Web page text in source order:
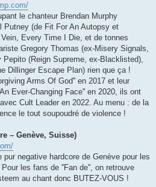
le chanteur Brendan Murphy
Putney (de Fit For An Autopsy et
Every Time I Die, et de tonnes
Gregory Thomas (ex-Misery Signals,
(Reign Supreme, ex-Blacklisted),
Dillinger Escape Plan) rien que ça !
Arms Of God'' en 2017 et leur
Ever-Changing Face'' en 2020, ils ont
Cult Leader en 2022. Au menu : de la
le tout soupoudré de violence !
– Genève, Suisse)
negative hardcore de Genève pour les
les fans de ''Fan de'', on retrouve
au chant donc BUTEZ-VOUS !